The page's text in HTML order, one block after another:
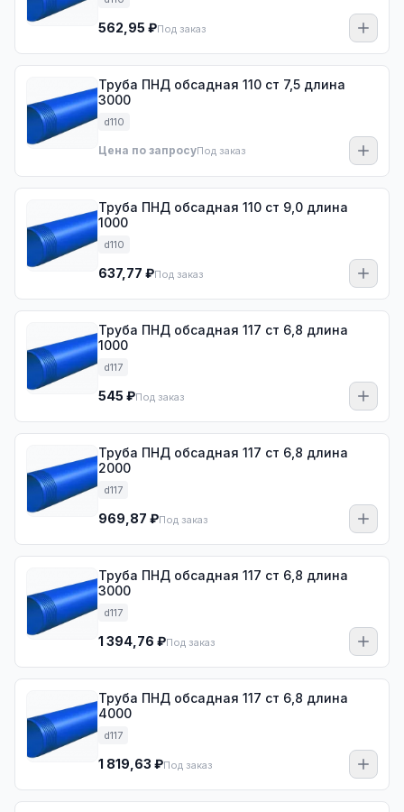
562,95 ₽Под заказ
Труба ПНД обсадная 110 ст 7,5 длина
3000
d110
Цена по запросуПод заказ
Труба ПНД обсадная 110 ст 9,0 длина
1000
d110
637,77 ₽Под заказ
Труба ПНД обсадная 117 ст 6,8 длина
1000
d117
545 ₽Под заказ
Труба ПНД обсадная 117 ст 6,8 длина
2000
d117
969,87 ₽Под заказ
Труба ПНД обсадная 117 ст 6,8 длина
3000
d117
1 394,76 ₽Под заказ
Труба ПНД обсадная 117 ст 6,8 длина
4000
d117
1 819,63 ₽Под заказ